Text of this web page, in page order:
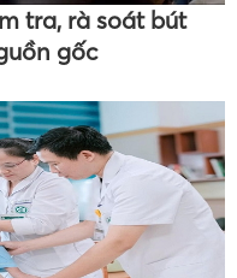
tra, rà soát bút
gốc